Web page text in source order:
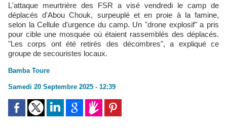
L'attaque meurtrière des FSR a visé vendredi le camp de
déplacés d'Abou Chouk, surpeuplé et en proie à la famine,
selon la Cellule d'urgence du camp. Un "drone explosif" a pris
pour cible une mosquée où étaient rassemblés des déplacés.
"Les corps ont été retirés des décombres", a expliqué ce
groupe de secouristes locaux.
Bamba Toure
Samedi 20 Septembre 2025 - 12:39